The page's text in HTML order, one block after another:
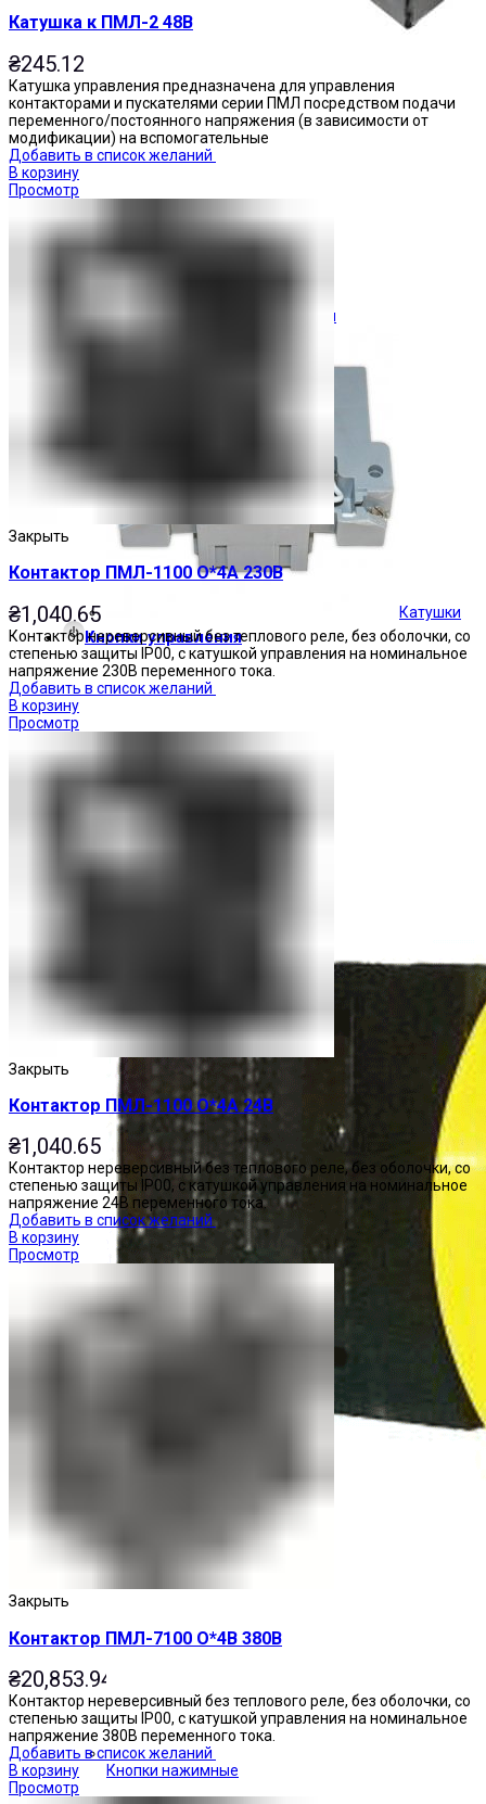
Ограничители перенапряжения
Катушки
Кнопки управления
Кнопки нажимные
Катушка к ПМЛ-2 48В
₴245.12
Катушка управления предназначена для управления
контакторами и пускателями серии ПМЛ посредством подачи
переменного/постоянного напряжения (в зависимости от
модификации) на вспомогательные
Добавить в список желаний
В корзину
Просмотр
Закрыть
Контактор ПМЛ-1100 О*4А 230В
₴1,040.65
Контактор нереверсивный без теплового реле, без оболочки, со
степенью защиты IP00, с катушкой управления на номинальное
напряжение 230В переменного тока.
Добавить в список желаний
В корзину
Просмотр
Закрыть
Контактор ПМЛ-1100 О*4А 24В
₴1,040.65
Контактор нереверсивный без теплового реле, без оболочки, со
степенью защиты IP00, с катушкой управления на номинальное
напряжение 24В переменного тока.
Добавить в список желаний
В корзину
Просмотр
Закрыть
Контактор ПМЛ-7100 О*4В 380В
₴20,853.94
Контактор нереверсивный без теплового реле, без оболочки, со
степенью защиты IP00, с катушкой управления на номинальное
напряжение 380В переменного тока.
Добавить в список желаний
В корзину
Просмотр